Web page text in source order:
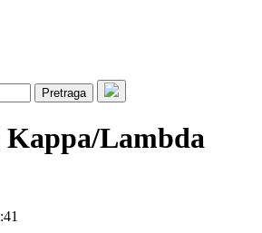
Pretraga
Kappa/Lambda